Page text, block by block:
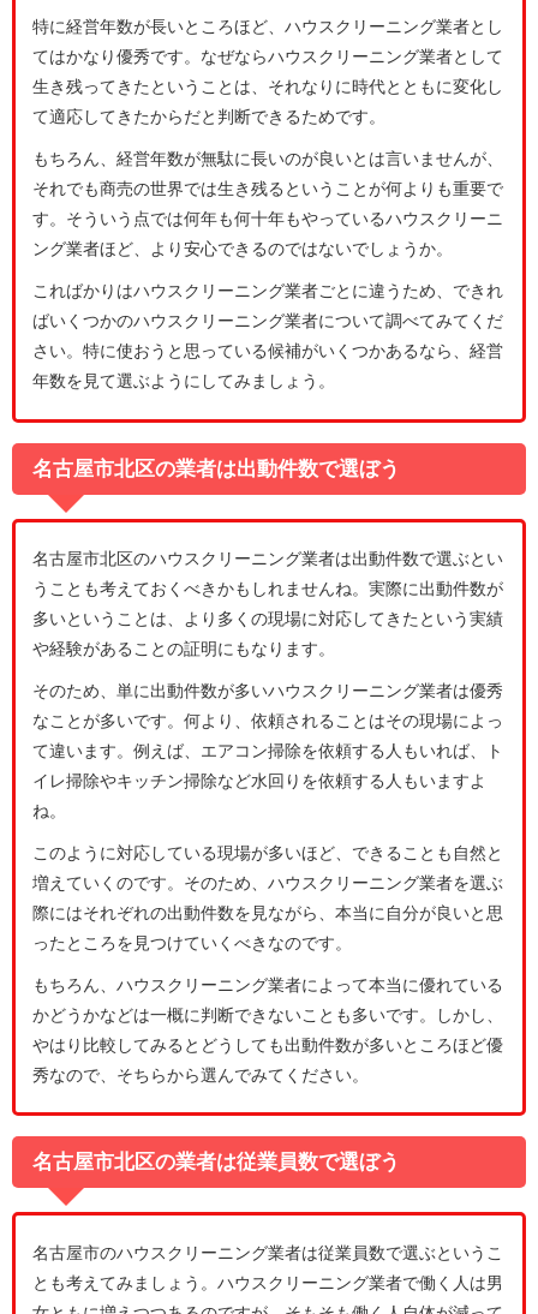
特に経営年数が長いところほど、ハウスクリーニング業者とし
てはかなり優秀です。なぜならハウスクリーニング業者として
生き残ってきたということは、それなりに時代とともに変化し
て適応してきたからだと判断できるためです。
もちろん、経営年数が無駄に長いのが良いとは言いませんが、
それでも商売の世界では生き残るということが何よりも重要で
す。そういう点では何年も何十年もやっているハウスクリーニ
ング業者ほど、より安心できるのではないでしょうか。
こればかりはハウスクリーニング業者ごとに違うため、できれ
ばいくつかのハウスクリーニング業者について調べてみてくだ
さい。特に使おうと思っている候補がいくつかあるなら、経営
年数を見て選ぶようにしてみましょう。
名古屋市北区の業者は出動件数で選ぼう
名古屋市北区のハウスクリーニング業者は出動件数で選ぶとい
うことも考えておくべきかもしれませんね。実際に出動件数が
多いということは、より多くの現場に対応してきたという実績
や経験があることの証明にもなります。
そのため、単に出動件数が多いハウスクリーニング業者は優秀
なことが多いです。何より、依頼されることはその現場によっ
て違います。例えば、エアコン掃除を依頼する人もいれば、ト
イレ掃除やキッチン掃除など水回りを依頼する人もいますよ
ね。
このように対応している現場が多いほど、できることも自然と
増えていくのです。そのため、ハウスクリーニング業者を選ぶ
際にはそれぞれの出動件数を見ながら、本当に自分が良いと思
ったところを見つけていくべきなのです。
もちろん、ハウスクリーニング業者によって本当に優れている
かどうかなどは一概に判断できないことも多いです。しかし、
やはり比較してみるとどうしても出動件数が多いところほど優
秀なので、そちらから選んでみてください。
名古屋市北区の業者は従業員数で選ぼう
名古屋市のハウスクリーニング業者は従業員数で選ぶというこ
とも考えてみましょう。ハウスクリーニング業者で働く人は男